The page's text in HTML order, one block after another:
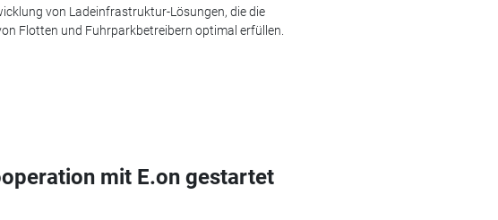
von Ladeinfrastruktur-Lösungen, die die
Flotten und Fuhrparkbetreibern optimal erfüllen.
mit E.on gestartet